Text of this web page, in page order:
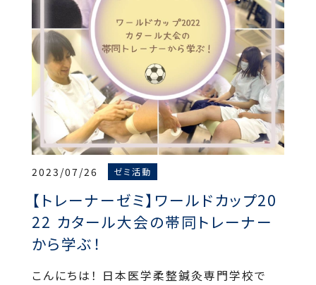
2023/07/26 ゼミ活動
【トレーナーゼミ】ワールドカップ20
22 カタール大会の帯同トレーナー
から学ぶ！
こんにちは！ 日本医学柔整鍼灸専門学校で